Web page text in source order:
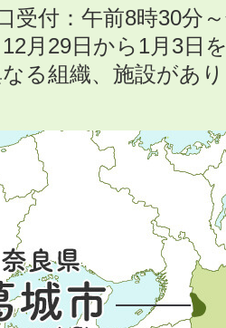
受付：午前8時30分
12月29日から1月3日
る組織、施設があ